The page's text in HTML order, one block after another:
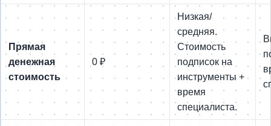
Прямая
денежная
стоимость
0 ₽
Низкая/
средняя.
Стоимость
подписок на
инструменты +
время
специалиста.